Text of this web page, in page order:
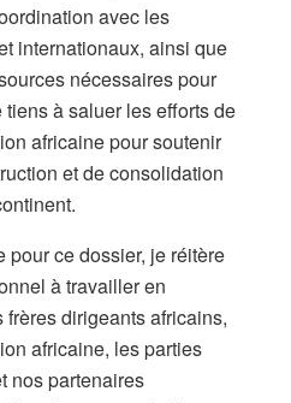
avec les
internationaux, ainsi que
nécessaires pour
à saluer les efforts de
africaine pour soutenir
et de consolidation
pour ce dossier, je réitère
à travailler en
dirigeants africains,
africaine, les parties
nos partenaires